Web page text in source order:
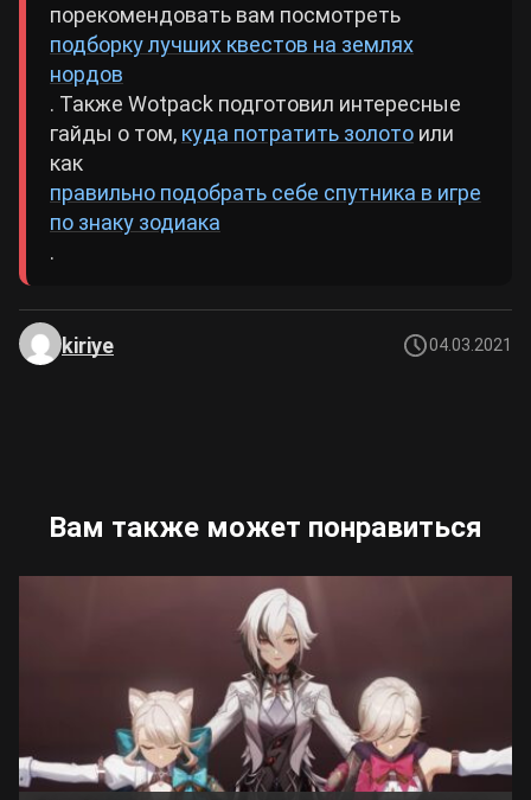
порекомендовать вам посмотреть
подборку лучших квестов на землях
нордов
. Также Wotpack подготовил интересные
гайды о том, куда потратить золото или
как
правильно подобрать себе спутника в игре
по знаку зодиака
.
kiriye 04.03.2021
Вам также может понравиться